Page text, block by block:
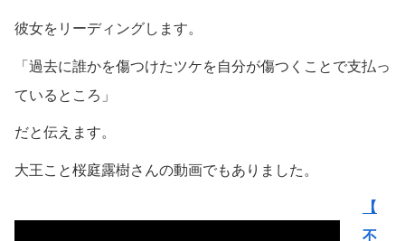
彼女をリーディングします。
「過去に誰かを傷つけたツケを自分が傷つくことで支払っ
ているところ」
だと伝えます。
大王こと桜庭露樹さんの動画でもありました。
【
不